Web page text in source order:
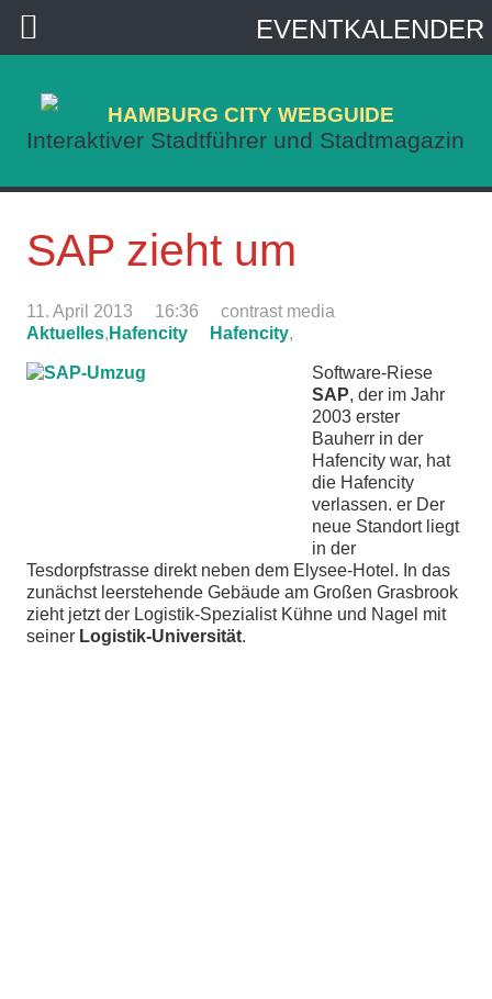
HAMBURG CITY WEBGUIDE
Interaktiver Stadtführer und Stadtmagazin
SAP zieht um
11. April 2013 16:36
contrast media
Aktuelles, Hafencity Hafencity,
Software-Riese
SAP, der im Jahr
2003 erster
Bauherr in der
Hafencity war, hat
die Hafencity
verlassen. er Der
neue Standort liegt
in der
Tesdorpfstrasse direkt neben dem Elysee-Hotel. In das
zunächst leerstehende Gebäude am Großen Grasbrook
zieht jetzt der Logistik-Spezialist Kühne und Nagel mit
seiner Logistik-Universität.
EVENTKALENDER